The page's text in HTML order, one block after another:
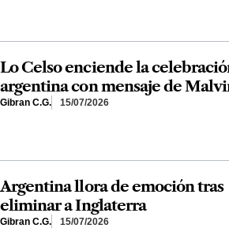
Lo Celso enciende la
argentina con mensaje de
Gibran C.G. 15/07/2026
Argentina llora de emoción tras
eliminar a Inglaterra
Gibran C.G. 15/07/2026